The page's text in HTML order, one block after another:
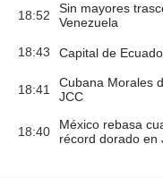
18:52
Sin mayores
Venezuela
18:43 Capital de
18:41
Cubana Morales
JCC
18:40
México rebasa
récord dorado en